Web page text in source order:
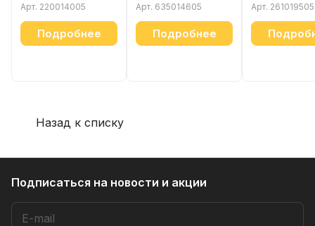
Арт. 220014005
Подробнее
Арт. 635014605
Подробнее
Арт. 261019505
Назад к списку
Подписаться на новости и акции